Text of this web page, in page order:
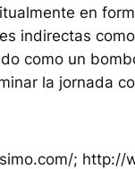
en
indirectas como
como un
la jornada
; http://